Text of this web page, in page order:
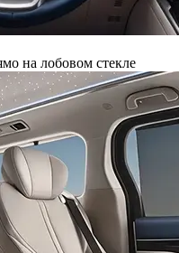
на лобовом стекле